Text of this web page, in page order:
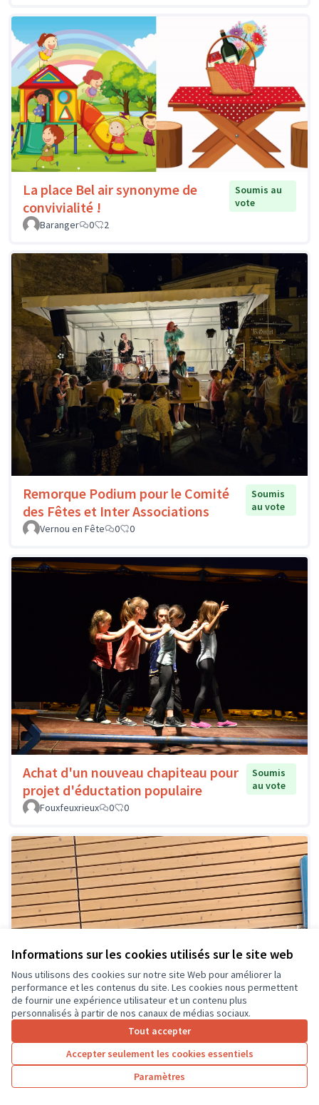
Informations sur les cookies utilisés sur le site web
Nous utilisons des cookies sur notre site Web pour améliorer la
performance et les contenus du site. Les cookies nous permettent
de fournir une expérience utilisateur et un contenu plus
personnalisés à partir de nos canaux de médias sociaux.
Tout accepter
Accepter seulement les cookies essentiels
Paramètres
La place Bel air synonyme de
convivialité !
Soumis au
vote
Baranger
0 2
Remorque Podium pour le Comité
des Fêtes et Inter Associations
Soumis
au vote
Vernou en Fête
0 0
Achat d'un nouveau chapiteau pour
projet d'éductation populaire
Soumis
au vote
Fouxfeuxrieux
0 0